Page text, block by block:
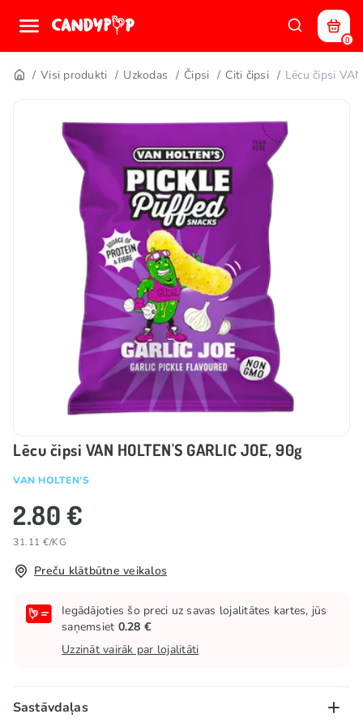
0
Visi produkti Uzkodas Čipsi Citi čipsi Lēcu čipsi
Lēcu čipsi VAN HOLTEN'S GARLIC JOE, 90g
VAN HOLTEN'S
2.80 €
31.11 €/KG
Preču klātbūtne veikalos
Iegādājoties šo preci uz savas lojalitātes kartes, jūs
saņemsiet 0.28 €
Uzzināt vairāk par lojalitāti
Sastāvdaļas